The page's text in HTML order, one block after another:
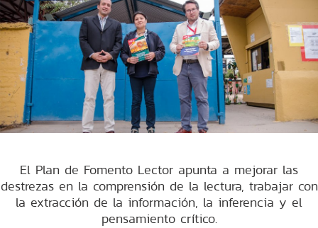
El Plan de Fomento Lector apunta a mejorar las
destrezas en la comprensión de la lectura, trabajar con
la extracción de la información, la inferencia y el
pensamiento crítico.